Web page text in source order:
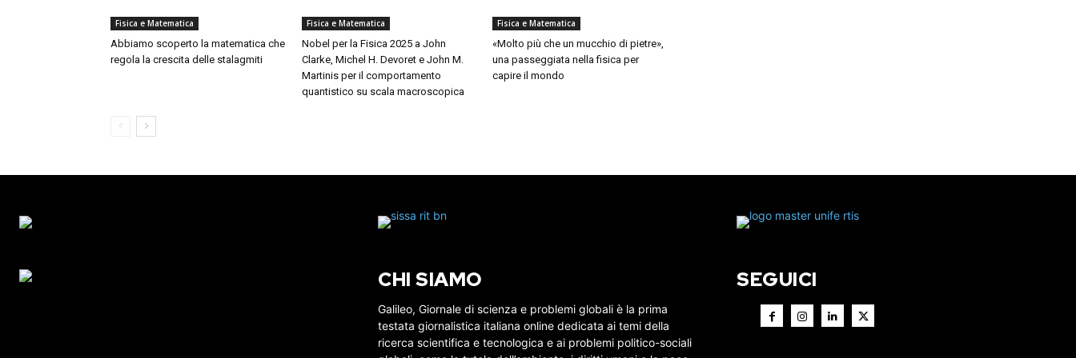
Fisica e Matematica
Abbiamo scoperto la matematica che
regola la crescita delle stalagmiti
Fisica e Matematica
Nobel per la Fisica 2025 a John
Clarke, Michel H. Devoret e John M.
Martinis per il comportamento
quantistico su scala macroscopica
Fisica e Matematica
«Molto più che un mucchio di pietre»,
una passeggiata nella fisica per
capire il mondo
CHI SIAMO
Galileo, Giornale di scienza e problemi globali è la prima
testata giornalistica italiana online dedicata ai temi della
ricerca scientifica e tecnologica e ai problemi politico-sociali
SEGUICI